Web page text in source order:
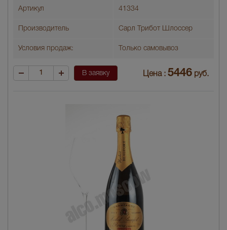
Артикул 41334
Производитель Сарл Трибот Шлоссер
Условия продаж: Только самовывоз
В заявку Цена : 5446 руб.